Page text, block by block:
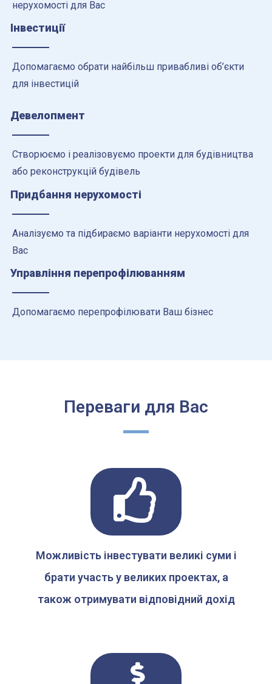
нерухомості для Вас
Інвестиції
Допомагаємо обрати найбільш привабливі об’єкти
для інвестицій
Девелопмент
Створюємо і реалізовуємо проекти для будівництва
або реконструкцій будівель
Придбання нерухомості
Аналізуємо та підбираємо варіанти нерухомості для
Вас
Управління перепрофілюванням
Допомагаємо перепрофілювати Ваш бізнес
Переваги для Вас
Можливість інвестувати великі суми і
брати участь у великих проектах, а
також отримувати відповідний дохід